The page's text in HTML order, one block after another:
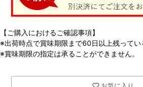
【ご購入におけるご確認事項】
※出荷時点で賞味期限まで60日以上残ってい
※賞味期限の指定は承ることができません。